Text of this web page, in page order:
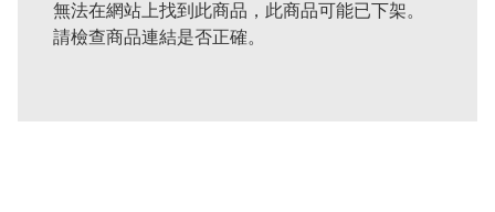
無法在網站上找到此商品，此商品可能已下架。
請檢查商品連結是否正確。